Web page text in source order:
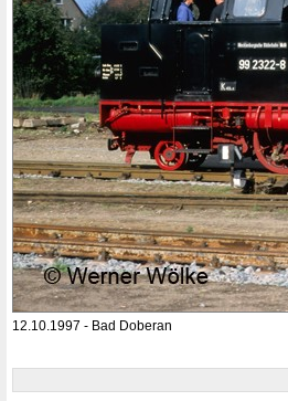
12.10.1997 - Bad Doberan